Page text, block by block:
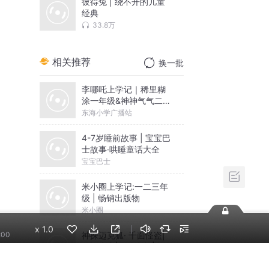
经典
33.8万
相关推荐 换一批
李哪吒上学记｜稀里糊
涂一年级&神神气气二年
级
东海小学广播站
4-7岁睡前故事 | 宝宝巴
士故事·哄睡童话大全
宝宝巴士
米小圈上学记:一二三年
级 | 畅销出版物
米小圈
神探迈克狐· 千面怪盗|
侦探大赛|灰狼危机|多多
x 1.0